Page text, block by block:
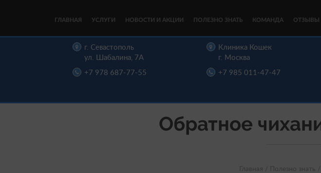
ГЛАВНАЯ УСЛУГИ НОВОСТИ И АКЦИИ ПОЛЕЗНО ЗНАТЬ КОМАНДА ОТЗЫВЫ
г. Севастополь
ул. Шабалина, 7А
+7 978 687-77-55
Клиника Кошек
г. Москва
+7 985 011-47-47
Обратное
Главная / Полезно знать /